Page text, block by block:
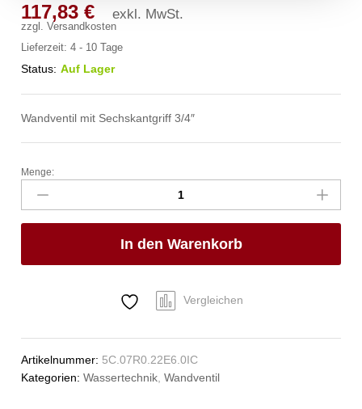
117,83€ exkl. MwSt.
zzgl.Versandkosten
Lieferzeit:4 - 10 Tage
Status: Auf Lager
Wandventil mit Sechskantgriff 3/4″
clarix
Wandventil
3/4"
Anzahl
Menge:
In den Warenkorb
Vergleichen
Artikelnummer: 5C.07R0.22E6.0IC
Kategorien:Wassertechnik,Wandventil